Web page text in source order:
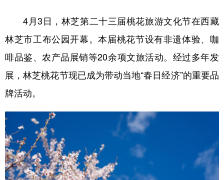
4月3日，林芝第二十三届桃花旅游文化节在西藏
林芝市工布公园开幕。本届桃花节设有非遗体验、咖
啡品鉴、农产品展销等20余项文旅活动。经过多年发
展，林芝桃花节现已成为带动当地“春日经济”的重要品
牌活动。